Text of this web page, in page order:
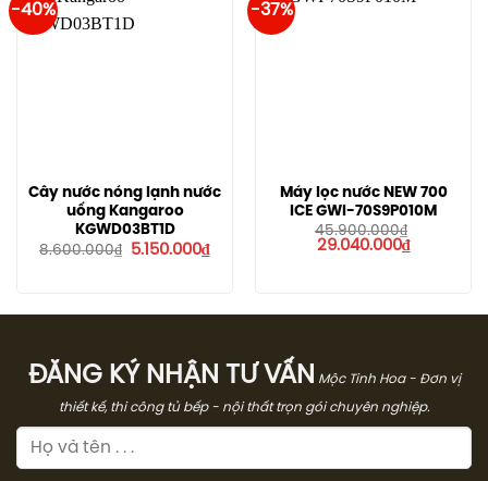
-40%
Cây nước nóng lạnh nước
uống Kangaroo
KGWD03BT1D
8.600.000₫
Giá
5.150.000₫Giá
hiện
-37%
Máy lọc nước NEW 700
ICE GWI-70S9P010M
45.900.000₫
Giá
29.040.000₫Giá
hiện
ĐĂNG KÝ NHẬN TƯ VẤN Mộc Tinh Hoa - Đơn vị
thiết kế, thi công tủ bếp - nội thất trọn gói chuyên nghiệp.